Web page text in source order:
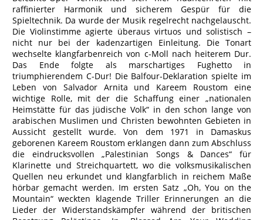
raffinierter Harmonik und sicherem Gespür für die
Spieltechnik. Da wurde der Musik regelrecht nachgelauscht.
Die Violinstimme agierte überaus virtuos und solistisch –
nicht nur bei der kadenzartigen Einleitung. Die Tonart
wechselte klangfarbenreich von c-Moll nach heiterem Dur.
Das Ende folgte als marschartiges Fughetto in
triumphierendem C-Dur! Die Balfour-Deklaration spielte im
Leben von Salvador Arnita und Kareem Roustom eine
wichtige Rolle, mit der die Schaffung einer „nationalen
Heimstätte für das jüdische Volk“ in den schon lange von
arabischen Muslimen und Christen bewohnten Gebieten in
Aussicht gestellt wurde. Von dem 1971 in Damaskus
geborenen Kareem Roustom erklangen dann zum Abschluss
die eindrucksvollen „Palestinian Songs & Dances“ für
Klarinette und Streichquartett, wo die volksmusikalischen
Quellen neu erkundet und klangfarblich in reichem Maße
hörbar gemacht werden. Im ersten Satz „Oh, You on the
Mountain“ weckten klagende Triller Erinnerungen an die
Lieder der Widerstandskämpfer während der britischen